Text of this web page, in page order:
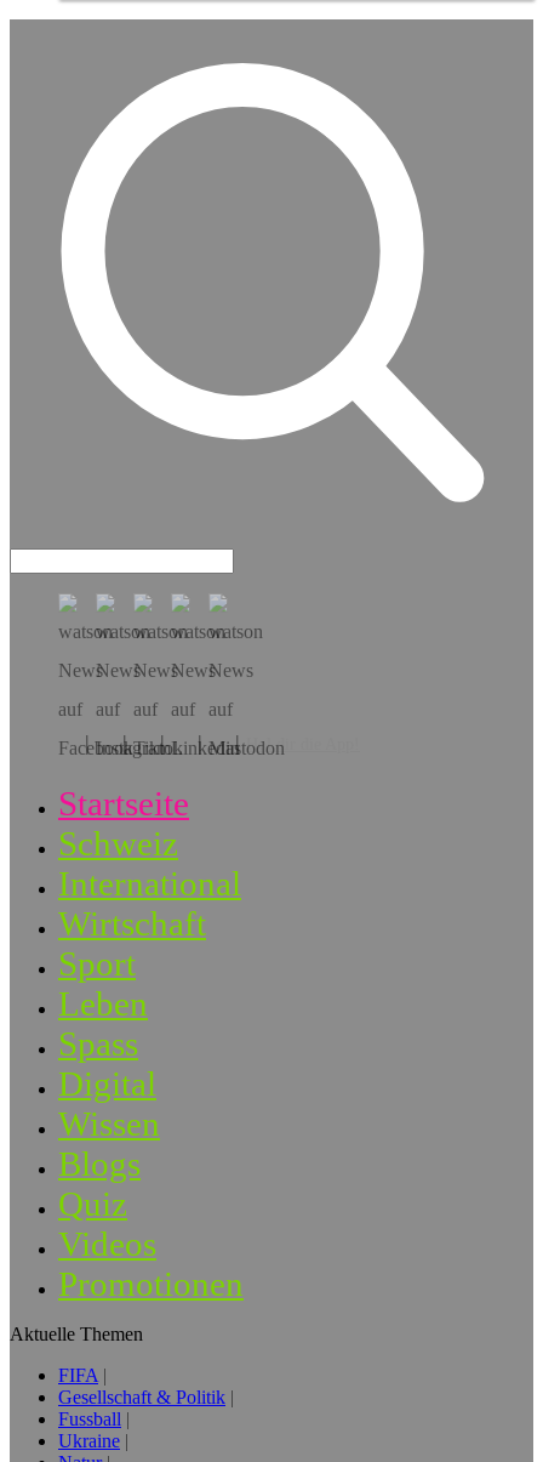
Hol dir die App!
Startseite
Schweiz
International
Wirtschaft
Sport
Leben
Spass
Digital
Wissen
Blogs
Quiz
Videos
Promotionen
Aktuelle Themen
FIFA
Gesellschaft & Politik
Fussball
Ukraine